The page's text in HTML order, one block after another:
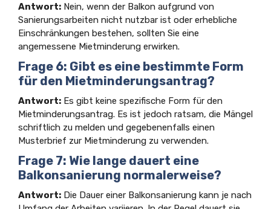
Antwort: Nein, wenn der Balkon aufgrund von
Sanierungsarbeiten nicht nutzbar ist oder erhebliche
Einschränkungen bestehen, sollten Sie eine
angemessene Mietminderung erwirken.
Frage 6: Gibt es eine bestimmte Form
für den Mietminderungsantrag?
Antwort: Es gibt keine spezifische Form für den
Mietminderungsantrag. Es ist jedoch ratsam, die Mängel
schriftlich zu melden und gegebenenfalls einen
Musterbrief zur Mietminderung zu verwenden.
Frage 7: Wie lange dauert eine
Balkonsanierung normalerweise?
Antwort: Die Dauer einer Balkonsanierung kann je nach